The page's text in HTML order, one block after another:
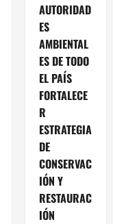
AUTORIDAD
ES
AMBIENTAL
ES DE TODO
EL PAÍS
FORTALECE
R
ESTRATEGIA
DE
CONSERVAC
IÓN Y
RESTAURAC
IÓN